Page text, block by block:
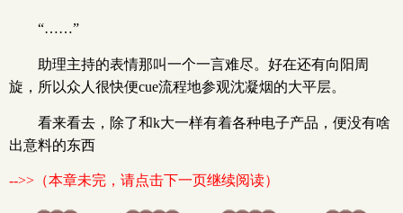
“……”
助理主持的表情那叫一个一言难尽。好在还有向阳周
旋，所以众人很快便cue流程地参观沈凝烟的大平层。
看来看去，除了和k大一样有着各种电子产品，便没有啥
出意料的东西
-->>（本章未完，请点击下一页继续阅读）